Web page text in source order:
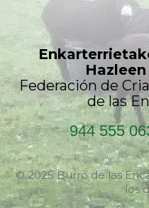
Federación de
de las
944 555
© 2025 Burro de las
los